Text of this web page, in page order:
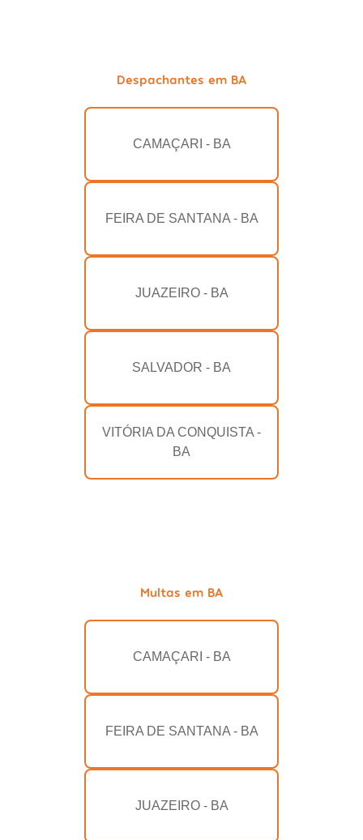
Despachantes em BA
CAMAÇARI - BA
FEIRA DE SANTANA - BA
JUAZEIRO - BA
SALVADOR - BA
VITÓRIA DA CONQUISTA -
BA
Multas em BA
CAMAÇARI - BA
FEIRA DE SANTANA - BA
JUAZEIRO - BA